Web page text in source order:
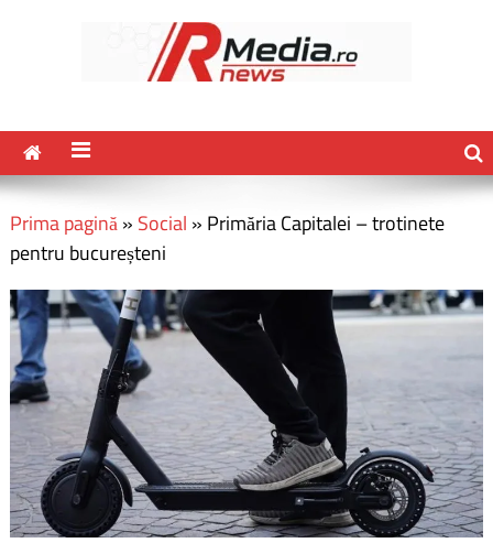
Prima pagină» Social » Primăria Capitalei – trotinete
pentru bucureșteni